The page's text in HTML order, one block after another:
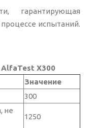
гарантирующая
испытаний.
AlfaTest X300
Значение
300
не
1250